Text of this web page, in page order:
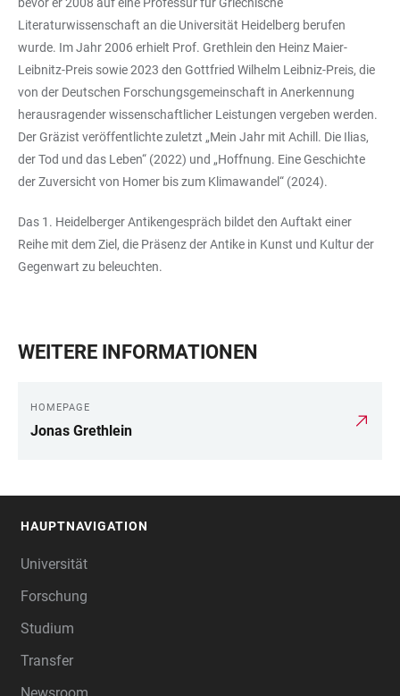
Literaturwissenschaft an die Universität Heidelberg berufen
wurde. Im Jahr 2006 erhielt Prof. Grethlein den Heinz Maier-
Leibnitz-Preis sowie 2023 den Gottfried Wilhelm Leibniz-Preis, die
von der Deutschen Forschungsgemeinschaft in Anerkennung
herausragender wissenschaftlicher Leistungen vergeben werden.
Der Gräzist veröffentlichte zuletzt „Mein Jahr mit Achill. Die Ilias,
der Tod und das Leben“ (2022) und „Hoffnung. Eine Geschichte
der Zuversicht von Homer bis zum Klimawandel“ (2024).
Das 1. Heidelberger Antikengespräch bildet den Auftakt einer
Reihe mit dem Ziel, die Präsenz der Antike in Kunst und Kultur der
Gegenwart zu beleuchten.
WEITERE INFORMATIONEN
HOMEPAGE
Jonas Grethlein
HAUPTNAVIGATION
Universität
Forschung
Studium
Transfer